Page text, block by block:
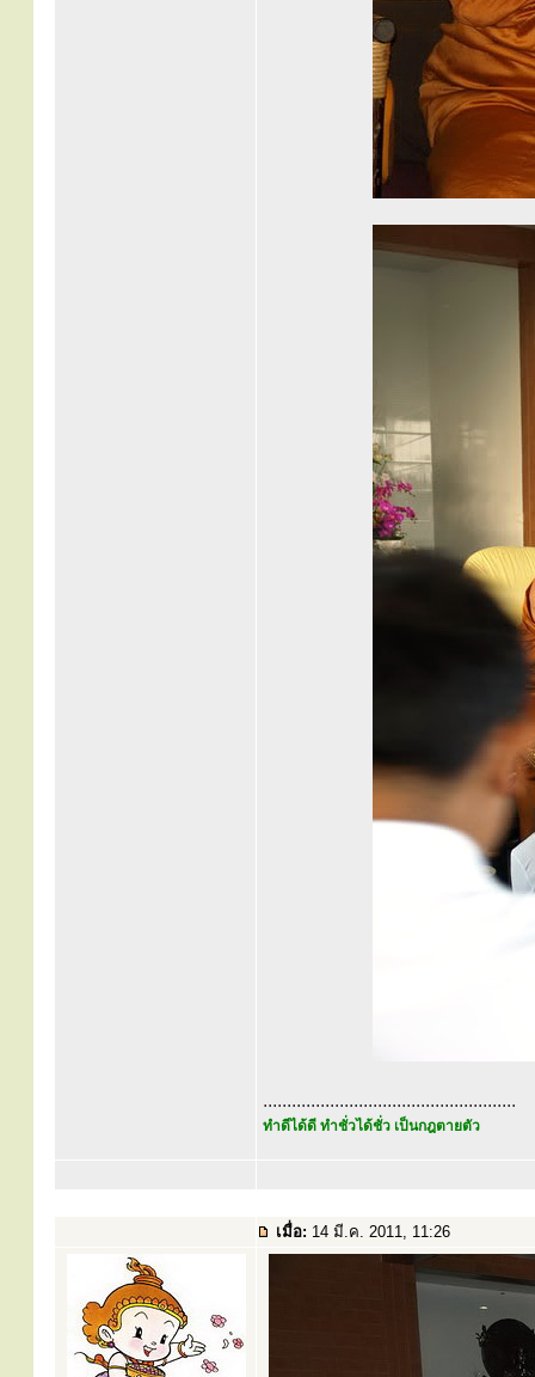
.....................................................
ทำดีได้ดี ทำชั่วได้ชั่ว เป็นกฎตายตัว
เมื่อ: 14 มี.ค. 2011, 11:26